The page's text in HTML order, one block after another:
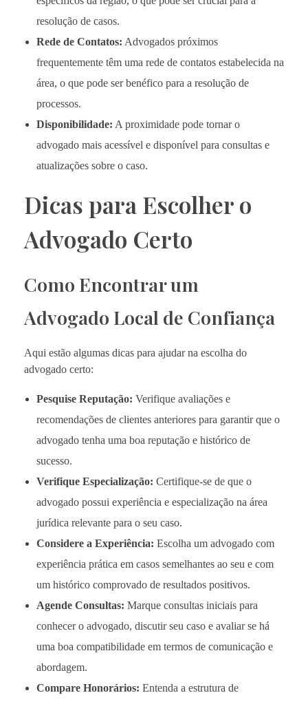
resolução de casos.
Rede de Contatos: Advogados próximos
frequentemente têm uma rede de contatos estabelecida na
área, o que pode ser benéfico para a resolução de
processos.
Disponibilidade: A proximidade pode tornar o
advogado mais acessível e disponível para consultas e
atualizações sobre o caso.
Dicas para Escolher o
Advogado Certo
Como Encontrar um
Advogado Local de Confiança
Aqui estão algumas dicas para ajudar na escolha do
advogado certo:
Pesquise Reputação: Verifique avaliações e
recomendações de clientes anteriores para garantir que o
advogado tenha uma boa reputação e histórico de
sucesso.
Verifique Especialização: Certifique-se de que o
advogado possui experiência e especialização na área
jurídica relevante para o seu caso.
Considere a Experiência: Escolha um advogado com
experiência prática em casos semelhantes ao seu e com
um histórico comprovado de resultados positivos.
Agende Consultas: Marque consultas iniciais para
conhecer o advogado, discutir seu caso e avaliar se há
uma boa compatibilidade em termos de comunicação e
abordagem.
Compare Honorários: Entenda a estrutura de